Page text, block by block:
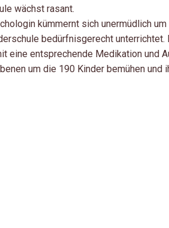
wächst rasant.
kümmernt sich unermüdlich um
bedürfnisgerecht
entsprechende Medikation und
um die 190 Kinder bemühen und